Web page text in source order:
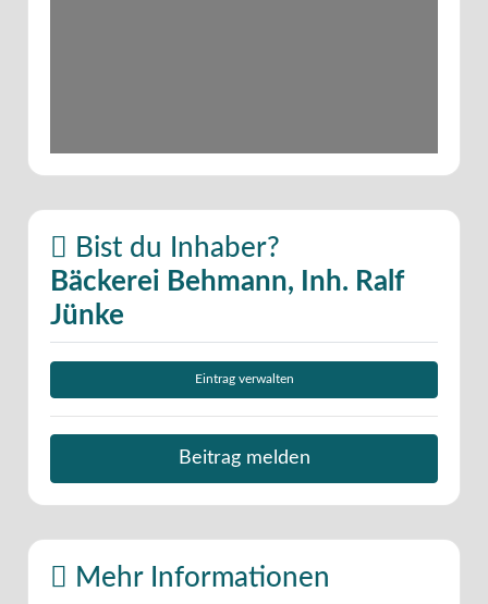
Bist du Inhaber?
Bäckerei Behmann, Inh. Ralf
Jünke
Eintrag verwalten
Beitrag melden
Mehr Informationen